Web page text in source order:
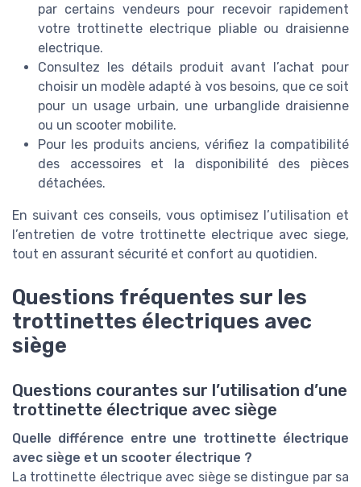
par certains vendeurs pour recevoir rapidement
votre trottinette electrique pliable ou draisienne
electrique.
Consultez les détails produit avant l’achat pour
choisir un modèle adapté à vos besoins, que ce soit
pour un usage urbain, une urbanglide draisienne
ou un scooter mobilite.
Pour les produits anciens, vérifiez la compatibilité
des accessoires et la disponibilité des pièces
détachées.
En suivant ces conseils, vous optimisez l’utilisation et
l’entretien de votre trottinette electrique avec siege,
tout en assurant sécurité et confort au quotidien.
Questions fréquentes sur les
trottinettes électriques avec
siège
Questions courantes sur l’utilisation d’une
trottinette électrique avec siège
Quelle différence entre une trottinette électrique
avec siège et un scooter électrique ?
La trottinette électrique avec siège se distingue par sa